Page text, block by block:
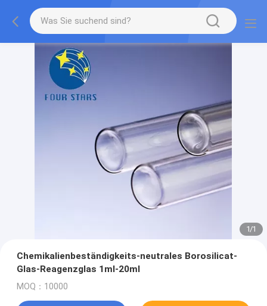
1/1
Chemikalienbeständigkeits-neutrales Borosilicat-
Glas-Reagenzglas 1ml-20ml
MOQ：10000